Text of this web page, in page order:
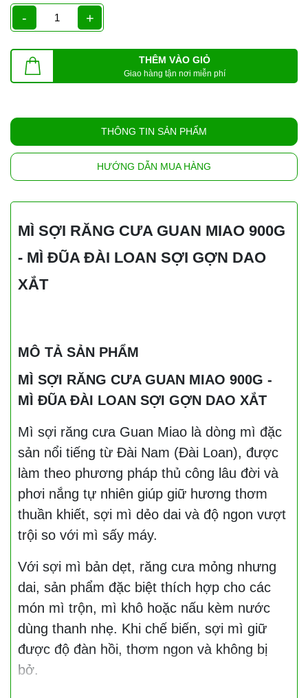
- +
THÊM VÀO GIỎ
Giao hàng tận nơi miễn phí
THÔNG TIN SẢN PHẨM
HƯỚNG DẪN MUA HÀNG
MÌ SỢI RĂNG CƯA GUAN MIAO 900G
- MÌ ĐŨA ĐÀI LOAN SỢI GỢN DAO
XẮT
MÔ TẢ SẢN PHẨM
MÌ SỢI RĂNG CƯA GUAN MIAO 900G -
MÌ ĐŨA ĐÀI LOAN SỢI GỢN DAO XẮT
Mì sợi răng cưa Guan Miao là dòng mì đặc
sản nổi tiếng từ Đài Nam (Đài Loan), được
làm theo phương pháp thủ công lâu đời và
phơi nắng tự nhiên giúp giữ hương thơm
thuần khiết, sợi mì dẻo dai và độ ngon vượt
trội so với mì sấy máy.
Với sợi mì bản dẹt, răng cưa mỏng nhưng
dai, sản phẩm đặc biệt thích hợp cho các
món mì trộn, mì khô hoặc nấu kèm nước
dùng thanh nhẹ. Khi chế biến, sợi mì giữ
được độ đàn hồi, thơm ngon và không bị
bở.